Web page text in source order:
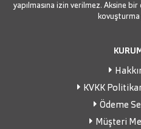
yapılmasına izin verilmez. Aksine
KVKK
Ödeme
Müşteri